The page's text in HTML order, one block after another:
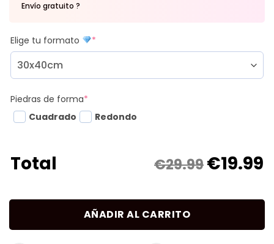
Envío gratuito ?
Elige tu formato *
Piedras de forma*
Cuadrado
Redondo
Total €29.99€19.99
AÑADIR AL CARRITO